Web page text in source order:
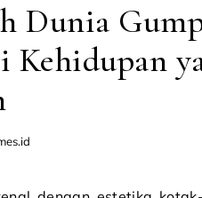
Dunia
Kehidupan